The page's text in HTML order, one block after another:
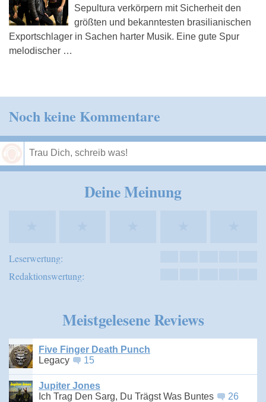
Sepultura verkörpern mit Sicherheit den
größten und bekanntesten brasilianischen
Exportschlager in Sachen harter Musik. Eine gute Spur
melodischer …
Noch keine Kommentare
Deine Meinung
Leserwertung:
Redaktionswertung:
Meistgelesene Reviews
Five Finger Death Punch
Legacy
15
Jupiter Jones
Ich Trag Den Sarg, Du Trägst Was Buntes
26